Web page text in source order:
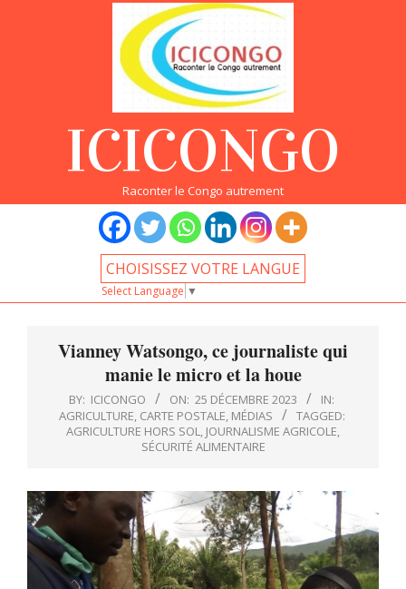
ICICONGO
Raconter le Congo autrement
CHOISISSEZ VOTRE LANGUE
Select Language ▼
Vianney Watsongo, ce journaliste qui
manie le micro et la houe
BY: ICICONGO ON: 25 DÉCEMBRE 2023
IN:
AGRICULTURE, CARTE POSTALE, MÉDIAS
TAGGED:
AGRICULTURE HORS SOL, JOURNALISME AGRICOLE,
SÉCURITÉ ALIMENTAIRE